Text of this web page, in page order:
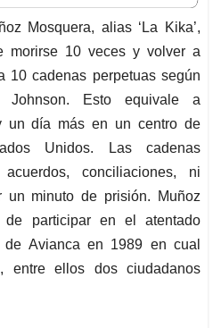
e
a
d
s
Mosquera, alias ‘La Kika’,
morirse 10 veces y volver a
10 cadenas perpetuas según
Esto equivale a
un día más en un centro de
Unidos. Las cadenas
conciliaciones, ni
un minuto de prisión. Muñoz
de participar en el atentado
Avianca en 1989 en cual
entre ellos dos ciudadanos